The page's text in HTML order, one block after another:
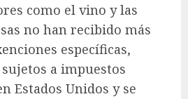
como el vino y las
no han recibido más
específicas,
a impuestos
Estados Unidos y se